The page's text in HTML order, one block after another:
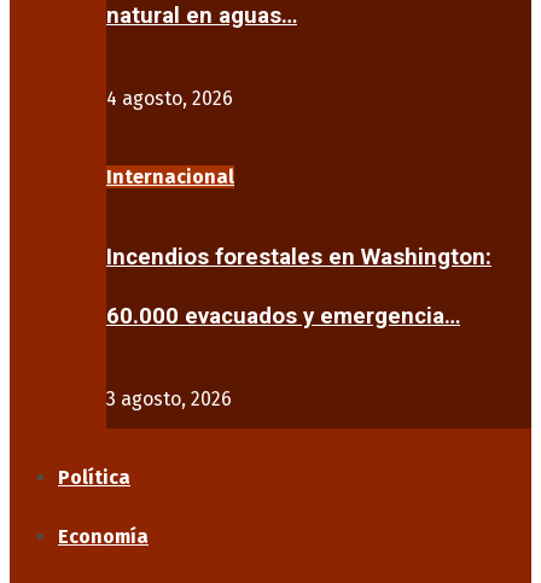
natural en aguas…
4 agosto, 2026
Internacional
Incendios forestales en Washington:
60.000 evacuados y emergencia…
3 agosto, 2026
Política
Economía